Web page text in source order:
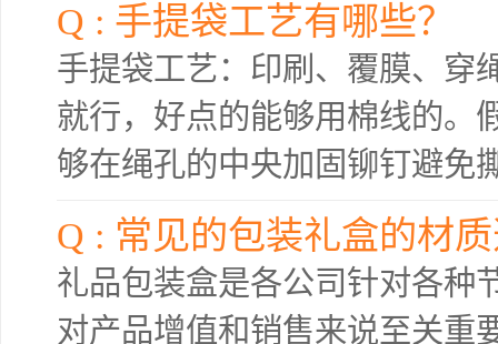
Q : 手提袋工艺有哪些？
手提袋工艺：印刷、覆膜、穿
就行，好点的能够用棉线的。
够在绳孔的中央加固铆钉避免
Q : 常见的包装礼盒的材
礼品包装盒是各公司针对各种
对产品增值和销售来说至关重